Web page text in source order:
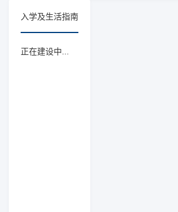
入学及生活指南
正在建设中...